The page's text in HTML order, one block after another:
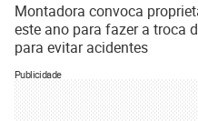
Montadora convoca
este ano para fazer a troca
para evitar acidentes
Publicidade